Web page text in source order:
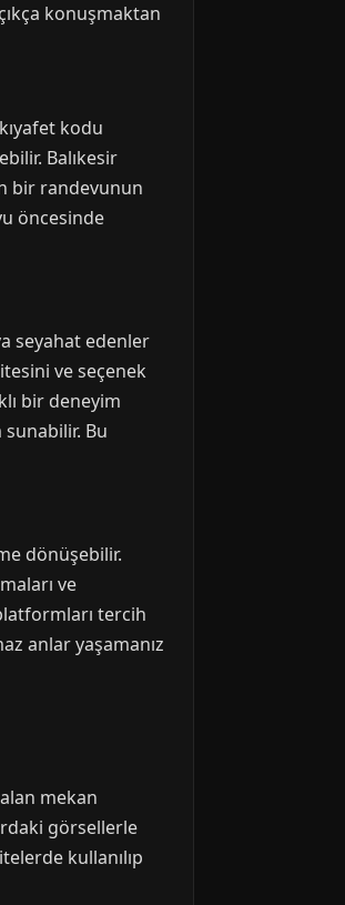
konuşmaktan
kodu
Balıkesir
bir randevunun
öncesinde
seyahat edenler
ve seçenek
bir deneyim
Bu
dönüşebilir.
ve
tercih
anlar yaşamanız
mekan
görsellerle
kullanılıp